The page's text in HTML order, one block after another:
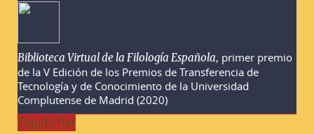
Biblioteca Virtual de la Filología Española, primer premio
de la V Edición de los Premios de Transferencia de
Tecnología y de Conocimiento de la Universidad
Complutense de Madrid (2020)
Toggle Bar